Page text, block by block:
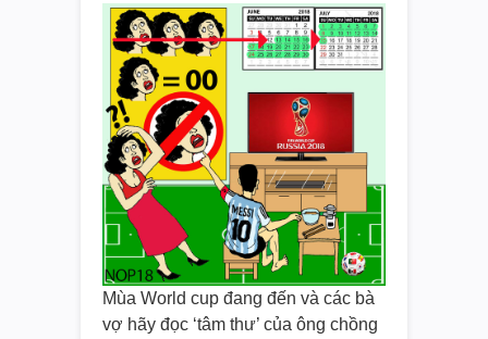
Mùa World cup đang đến và các bà
vợ hãy đọc ‘tâm thư’ của ông chồng